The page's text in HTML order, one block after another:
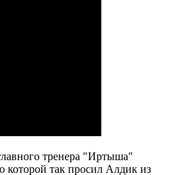
тренера "Иртыша"
которой так просил Алдик из